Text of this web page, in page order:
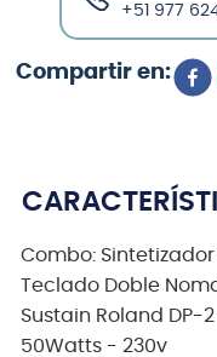
+51 977 624
Combo:
Teclado Doble
Sustain Roland DP-
50Watts - 230v